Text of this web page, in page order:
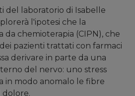
del laboratorio di Isabelle
l'ipotesi che la
da chemioterapia (CIPN), che
pazienti trattati con farmaci
derivare in parte da una
del nervo: uno stress
in modo anomalo le fibre
dolore.